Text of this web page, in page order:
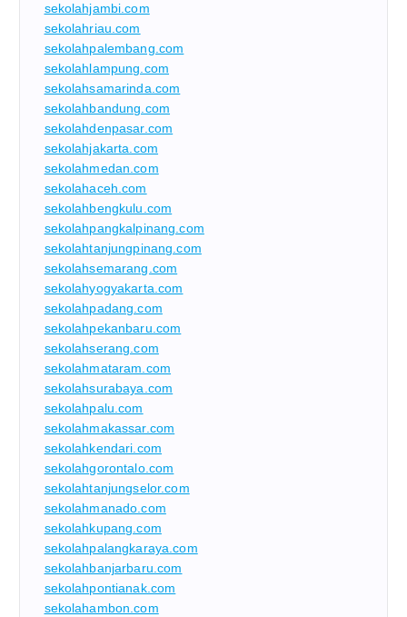
sekolahjambi.com
sekolahriau.com
sekolahpalembang.com
sekolahlampung.com
sekolahsamarinda.com
sekolahbandung.com
sekolahdenpasar.com
sekolahjakarta.com
sekolahmedan.com
sekolahaceh.com
sekolahbengkulu.com
sekolahpangkalpinang.com
sekolahtanjungpinang.com
sekolahsemarang.com
sekolahyogyakarta.com
sekolahpadang.com
sekolahpekanbaru.com
sekolahserang.com
sekolahmataram.com
sekolahsurabaya.com
sekolahpalu.com
sekolahmakassar.com
sekolahkendari.com
sekolahgorontalo.com
sekolahtanjungselor.com
sekolahmanado.com
sekolahkupang.com
sekolahpalangkaraya.com
sekolahbanjarbaru.com
sekolahpontianak.com
sekolahambon.com